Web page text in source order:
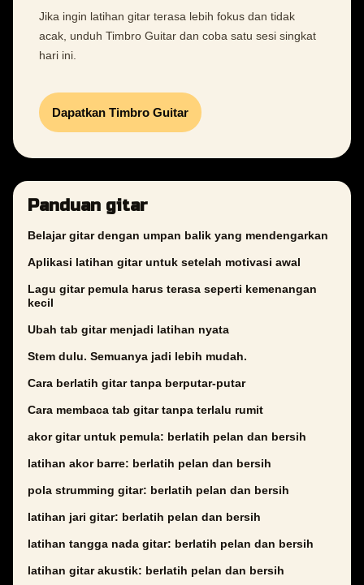
Jika ingin latihan gitar terasa lebih fokus dan tidak
acak, unduh Timbro Guitar dan coba satu sesi singkat
hari ini.
Dapatkan Timbro Guitar
Panduan gitar
Belajar gitar dengan umpan balik yang mendengarkan
Aplikasi latihan gitar untuk setelah motivasi awal
Lagu gitar pemula harus terasa seperti kemenangan
kecil
Ubah tab gitar menjadi latihan nyata
Stem dulu. Semuanya jadi lebih mudah.
Cara berlatih gitar tanpa berputar-putar
Cara membaca tab gitar tanpa terlalu rumit
akor gitar untuk pemula: berlatih pelan dan bersih
latihan akor barre: berlatih pelan dan bersih
pola strumming gitar: berlatih pelan dan bersih
latihan jari gitar: berlatih pelan dan bersih
latihan tangga nada gitar: berlatih pelan dan bersih
latihan gitar akustik: berlatih pelan dan bersih